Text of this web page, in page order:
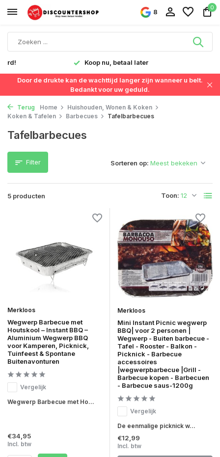
8
0
Koop nu, betaal later
Door de drukte kan de wachttijd langer zijn wanneer u belt.
Bedankt voor uw geduld.
Terug Home
Huishouden, Wonen & Koken
Koken & Tafelen
Barbecues Tafelbarbecues
Tafelbarbecues
Filter
5 producten Toon:
Sorteren op:
Merkloos
Wegwerp Barbecue met
Houtskool – Instant BBQ –
Aluminium Wegwerp BBQ
voor Kamperen, Picknick,
Tuinfeest & Spontane
Buitenavonturen
Vergelijk
Wegwerp Barbecue met Ho...
€34,95
Incl. btw
Merkloos
Mini Instant Picnic wegwerp
BBQ| voor 2 personen |
Wegwerp - Buiten barbecue -
Tafel - Rooster - Balkon -
Picknick - Barbecue
accessoires
|wegwerpbarbecue |Grill -
Barbecue kopen - Barbecuen
- Barbecue saus-1200g
Vergelijk
De eenmalige picknick w...
€12,99
Incl. btw